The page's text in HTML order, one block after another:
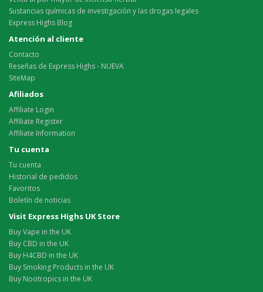
Sustancias químicas de investigación y las drogas legales
Express Highs Blog
Atención al cliente
Contacto
Reseñas de Express Highs - NUEVA
SiteMap
Afiliados
Affiliate Login
Affiliate Register
Affiliate Information
Tu cuenta
Tu cuenta
Historial de pedidos
Favoritos
Boletín de noticias
Visit Express Highs UK Store
Buy Vape in the UK
Buy CBD in the UK
Buy H4CBD in the UK
Buy Smoking Products in the UK
Buy Nootropics in the UK